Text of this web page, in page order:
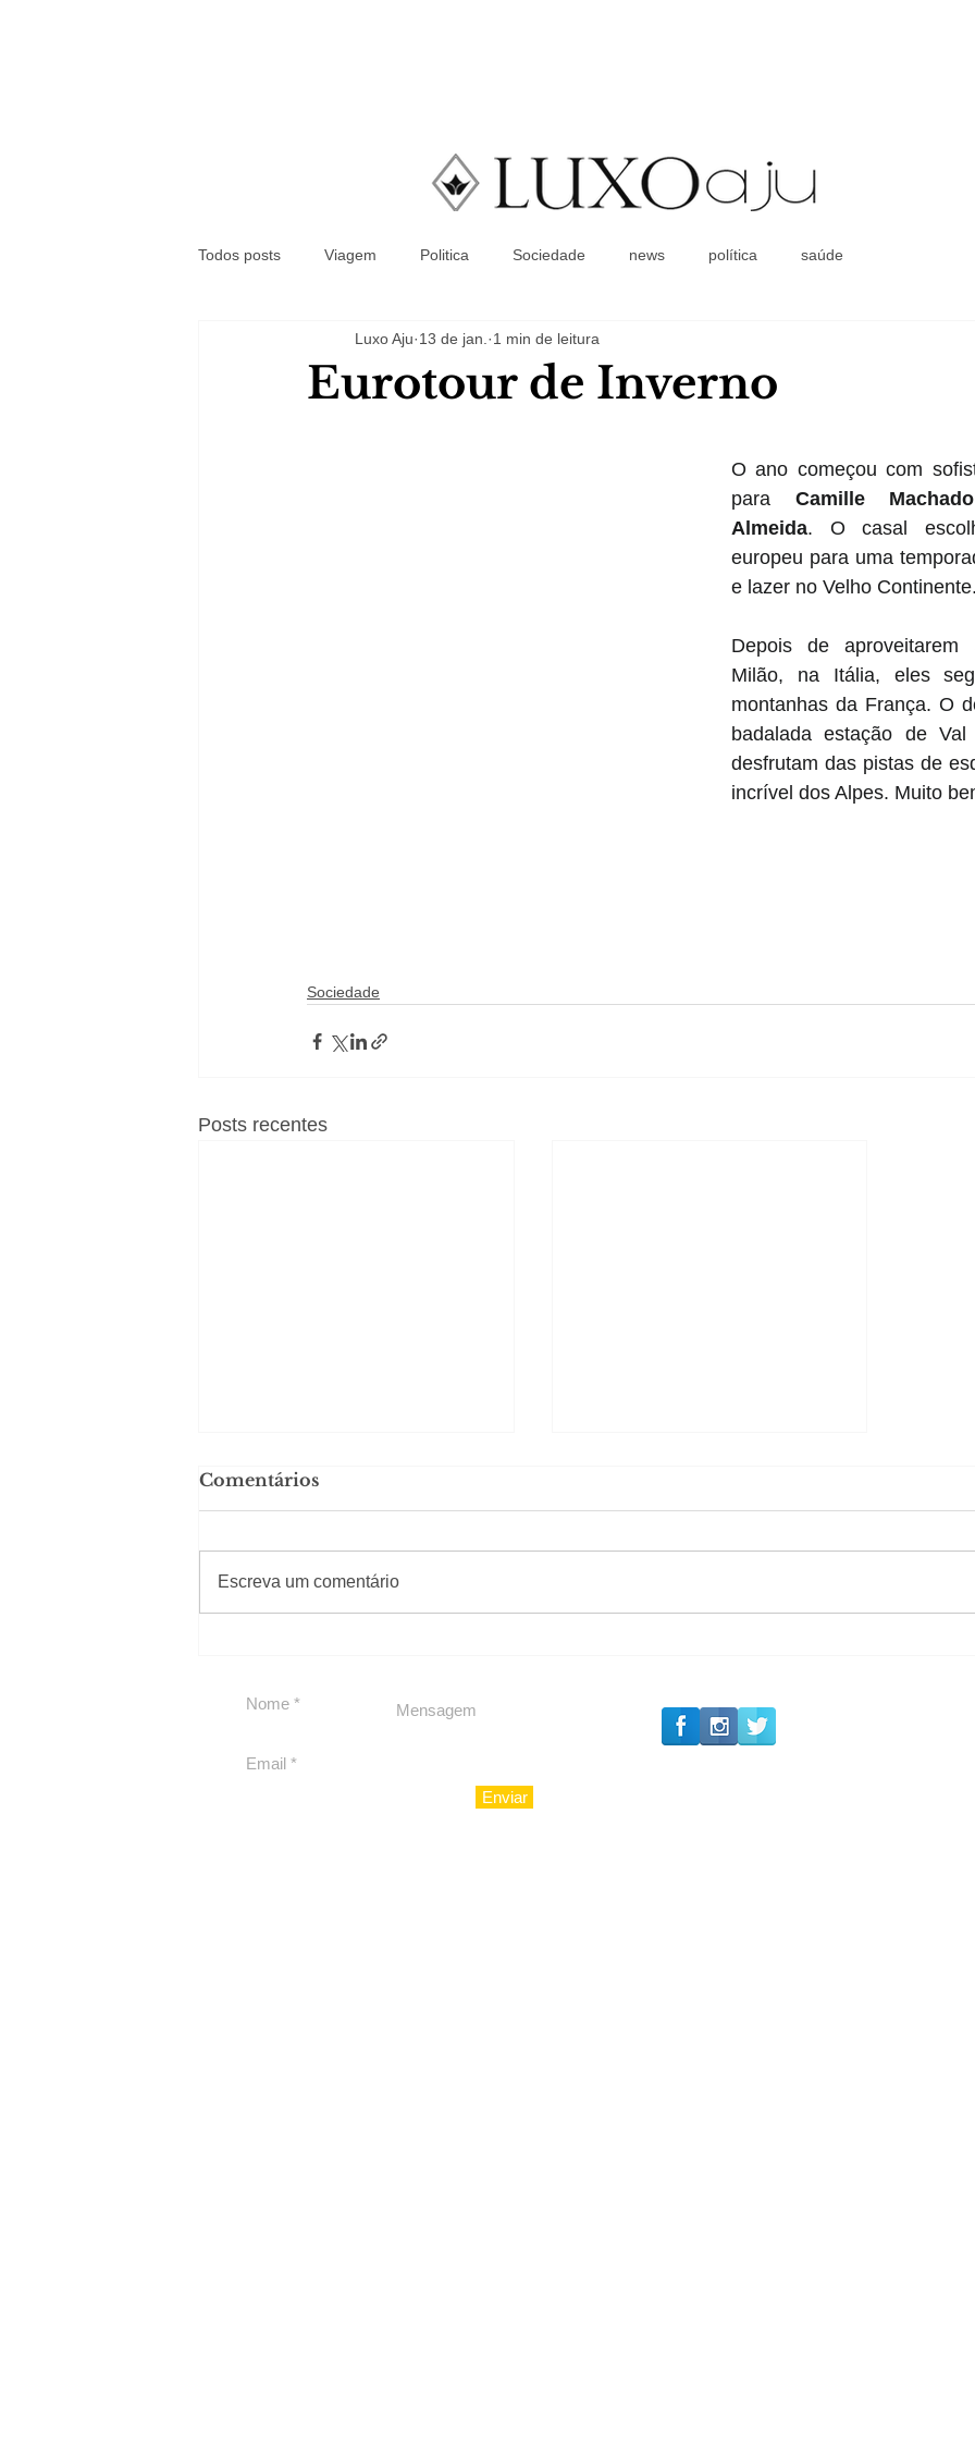
Coluna Social
Todos posts Viagem Politica Sociedade news política saúde
Eurotour de Inverno
Luxo Aju 13 de jan. 1 min de leitura
O ano começou com
para Camille
Almeida. O casal
europeu para uma
e lazer no Velho Continente.
Depois de
Milão, na Itália, eles
montanhas da França. O
badalada estação de
desfrutam das pistas de
incrível dos Alpes. Muito
Sociedade
Posts recentes
Comentários
Escreva um comentário
#Sugestões
Enviar